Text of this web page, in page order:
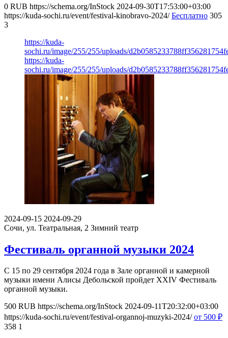
0 RUB https://schema.org/InStock 2024-09-30T17:53:00+03:00
https://kuda-sochi.ru/event/festival-kinobravo-2024/ Бесплатно 305
3
https://kuda-
sochi.ru/image/255/255/uploads/
https://kuda-
sochi.ru/image/255/255/uploads/
2024-09-15 2024-09-29
Сочи, ул. Театральная, 2 Зимний театр
Фестиваль органной музыки 2024
С 15 по 29 сентября 2024 года в Зале органной и камерной
музыки имени Алисы Дебольской пройдет XXIV Фестиваль
органной музыки.
500 RUB https://schema.org/InStock 2024-09-11T20:32:00+03:00
https://kuda-sochi.ru/event/festival-organnoj-muzyki-2024/ от 500 ₽
358 1